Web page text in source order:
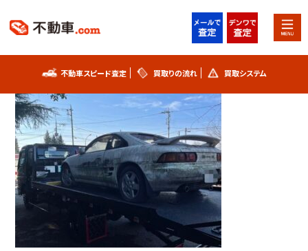
不動車スピード査定 買取りの流れ
買取システム 事故車査定フォーム
不動車買取実績 シリアルナンバー解説
お知らせ スタッフブログ
プライバシーポリシー
不動車スピード査定 買取りの流れ 買取システム
MR2 (2)